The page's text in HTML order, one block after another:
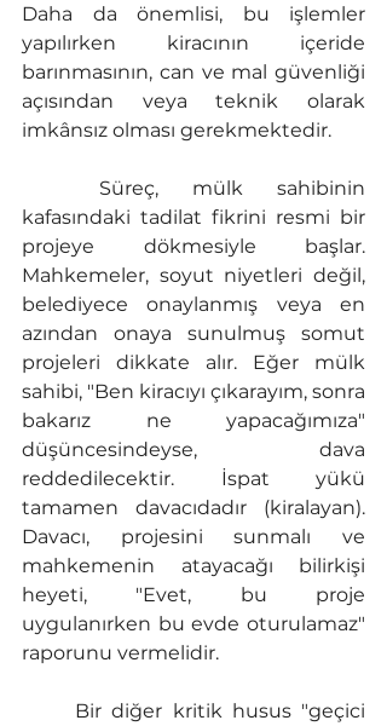
Daha da önemlisi, bu işlemler
yapılırken kiracının içeride
barınmasının, can ve mal güvenliği
açısından veya teknik olarak
imkânsız olması gerekmektedir.
kafasındaki tadilat fikrini resmi bir
projeye dökmesiyle başlar.
Mahkemeler, soyut niyetleri değil,
belediyece onaylanmış veya en
azından onaya sunulmuş somut
projeleri dikkate alır. Eğer mülk
sahibi, "Ben kiracıyı çıkarayım, sonra
bakarız ne yapacağımıza"
düşüncesindeyse, dava
reddedilecektir. İspat yükü
tamamen davacıdadır (kiralayan).
Davacı, projesini sunmalı ve
mahkemenin atayacağı bilirkişi
heyeti, "Evet, bu proje
uygulanırken bu evde oturulamaz"
raporunu vermelidir.